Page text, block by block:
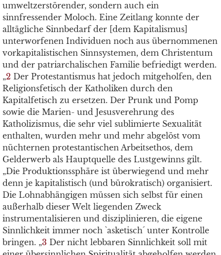
umweltzerstörender, sondern auch ein
sinnfressender Moloch. Eine Zeitlang konnte der
alltägliche Sinnbedarf der [dem Kapitalismus]
unterworfenen Individuen noch aus übernommenen
vorkapitalistischen Sinnsystemen, dem Christentum
und der patriarchalischen Familie befriedigt werden.
„2 Der Protestantismus hat jedoch mitgeholfen, den
Religionsfetisch der Katholiken durch den
Kapitalfetisch zu ersetzen. Der Prunk und Pomp
sowie die Marien- und Jesusverehrung des
Katholizismus, die sehr viel sublimierte Sexualität
enthalten, wurden mehr und mehr abgelöst vom
nüchternen protestantischen Arbeitsethos, dem
Gelderwerb als Hauptquelle des Lustgewinns gilt.
„Die Produktionssphäre ist überwiegend und mehr
denn je kapitalistisch (und bürokratisch) organisiert.
Die Lohnabhängigen müssen sich selbst für einen
außerhalb dieser Welt liegenden Zweck
instrumentalisieren und disziplinieren, die eigene
Sinnlichkeit immer noch `asketisch´ unter Kontrolle
bringen. „3 Der nicht lebbaren Sinnlichkeit soll mit